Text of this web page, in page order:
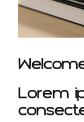
CONTACT
Lorem